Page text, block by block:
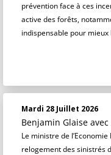
prévention face à ces
active des forêts,
indispensable pour
Mardi 28 Juillet 2026
Benjamin Glaise
Le ministre de
relogement des sinistrés